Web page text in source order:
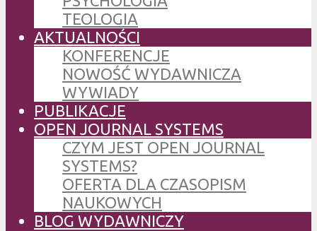
TEOLOGIA
AKTUALNOŚCI
KONFERENCJE
NOWOŚĆ WYDAWNICZA
WYWIADY
PUBLIKACJE
OPEN JOURNAL SYSTEMS
CZYM JEST OPEN JOURNAL
SYSTEMS?
OFERTA DLA CZASOPISM
NAUKOWYCH
BLOG WYDAWNICZY